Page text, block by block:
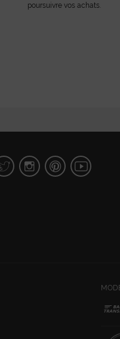
poursuivre vos achats.